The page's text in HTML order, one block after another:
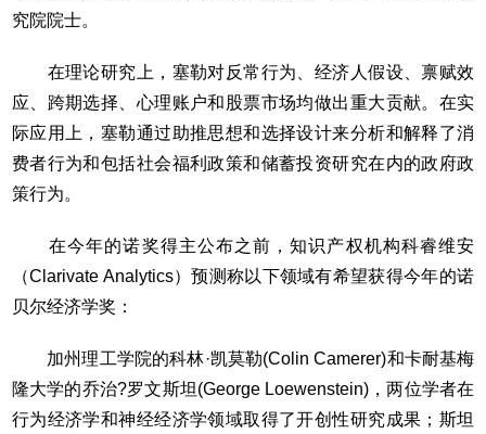
究院院士。
在理论研究上，塞勒对反常行为、经济人假设、禀赋效
应、跨期选择、心理账户和股票市场均做出重大贡献。在实
际应用上，塞勒通过助推思想和选择设计来分析和解释了消
费者行为和包括社会福利政策和储蓄投资研究在内的政府政
策行为。
在今年的诺奖得主公布之前，知识产权机构科睿维安
（Clarivate Analytics）预测称以下领域有希望获得今年的诺
贝尔经济学奖：
加州理工学院的科林·凯莫勒(Colin Camerer)和卡耐基梅
隆大学的乔治?罗文斯坦(George Loewenstein)，两位学者在
行为经济学和神经经济学领域取得了开创性研究成果；斯坦